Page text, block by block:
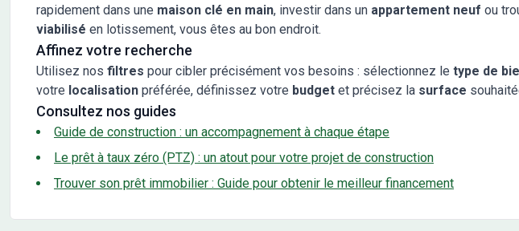
rapidement dans une maison clé en main, investir dans un appartement neuf ou
viabilisé en lotissement, vous êtes au bon endroit.
Affinez votre recherche
Utilisez nos filtres pour cibler précisément vos besoins : sélectionnez le type de
votre localisation préférée, définissez votre budget et précisez la surface
Consultez nos guides
Guide de construction : un accompagnement à chaque étape
Le prêt à taux zéro (PTZ) : un atout pour votre projet de construction
Trouver son prêt immobilier : Guide pour obtenir le meilleur financement